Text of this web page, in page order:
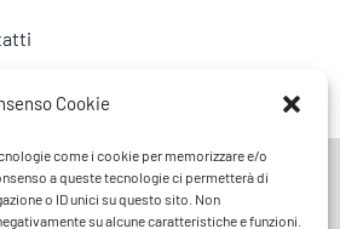
Cookie
come i cookie per memorizzare e/o
a queste tecnologie ci permetterà di
o ID unici su questo sito. Non
su alcune caratteristiche e funzioni.